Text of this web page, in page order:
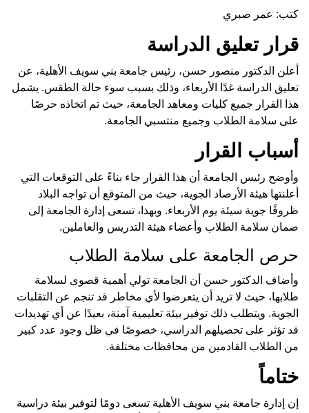
كتب: عمر صبري
قرار تعليق الدراسة
أعلن الدكتور منصور حسن، رئيس جامعة بني سويف الأهلية، عن
تعليق الدراسة غدًا الأربعاء، وذلك بسبب سوء حالة الطقس. يشمل
هذا القرار جميع كليات ومعاهد الجامعة، حيث تم اتخاذه حرصًا
على سلامة الطلاب وجميع منتسبي الجامعة.
أسباب القرار
وأوضح رئيس الجامعة أن هذا القرار جاء بناءً على التوقعات التي
أعلنتها هيئة الأرصاد الجوية، حيث من المتوقع أن تواجه البلاد
ظروفًا جوية سيئة يوم الأربعاء. وبهذا، تسعى إدارة الجامعة إلى
ضمان سلامة الطلاب وأعضاء هيئة التدريس والعاملين.
حرص الجامعة على سلامة الطلاب
وأضاف الدكتور حسن أن الجامعة تولي أهمية قصوى لسلامة
طلابها، حيث لا تريد أن يتعرضوا لأي مخاطر قد تنجم عن التقلبات
الجوية. ويتطلب ذلك توفير بيئة تعليمية آمنة، بعيدًا عن أي تهديدات
قد تؤثر على تحصيلهم الدراسي، خصوصًا في ظل وجود عدد كبير
من الطلاب القادمين من محافظات مختلفة.
ختاماً
إن إدارة جامعة بني سويف الأهلية تسعى دومًا لتوفير بيئة دراسية